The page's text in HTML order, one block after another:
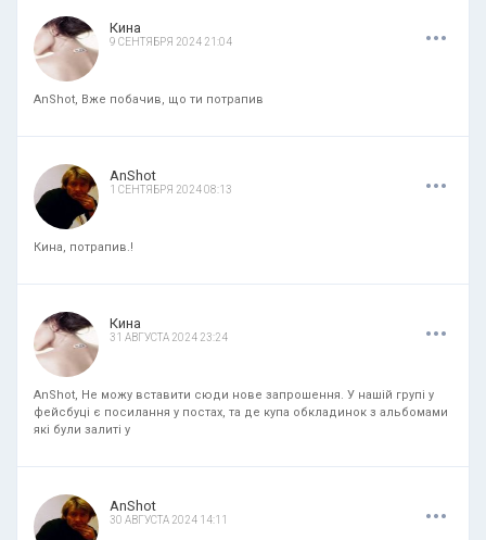
Кина
9 СЕНТЯБРЯ 2024 21:04 ...
AnShot, Вже побачив, що ти потрапив
AnShot
1 СЕНТЯБРЯ 2024 08:13 ...
Кина, потрапив.!
Кина
31 АВГУСТА 2024 23:24 ...
AnShot, Не можу вставити сюди нове запрошення. У нашій групі у
фейсбуці є посилання у постах, та де купа обкладинок з альбомами
які були залиті у
AnShot
30 АВГУСТА 2024 14:11 ...